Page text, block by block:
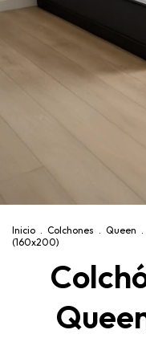
Inicio . Colchones . Queen .
(160x200)